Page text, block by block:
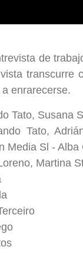
de
transcurre
enrarecerse.
Tato, Susana
Tato,
Media Sl - Alba
Martina